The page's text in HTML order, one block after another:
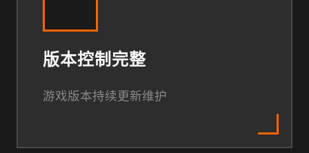
版本控制完整
游戏版本持续更新维护